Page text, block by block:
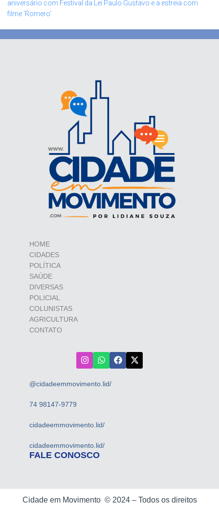
aniversário com Festival da Lei Paulo Gustavo e a estreia com
filme ‘Romero’
HOME
CIDADES
POLÍTICA
SAÚDE
DIVERSAS
POLICIAL
COLUNISTAS
AGRICULTURA
CONTATO
@cidadeemmovimento.lid/
74 98147-9779
cidadeemmovimento.lid/
cidadeemmovimento.lid/
FALE CONOSCO
Cidade em Movimento © 2024 – Todos os direitos